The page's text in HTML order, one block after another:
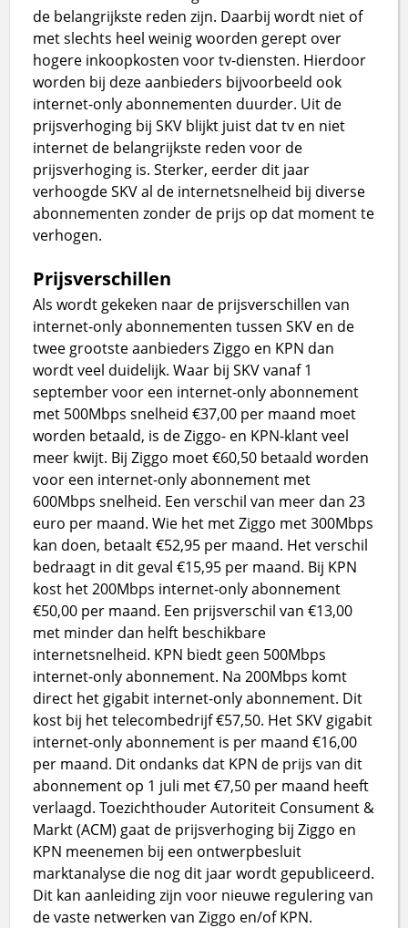
de belangrijkste reden zijn. Daarbij wordt niet of
met slechts heel weinig woorden gerept over
hogere inkoopkosten voor tv-diensten. Hierdoor
worden bij deze aanbieders bijvoorbeeld ook
internet-only abonnementen duurder. Uit de
prijsverhoging bij SKV blijkt juist dat tv en niet
internet de belangrijkste reden voor de
prijsverhoging is. Sterker, eerder dit jaar
verhoogde SKV al de internetsnelheid bij diverse
abonnementen zonder de prijs op dat moment te
verhogen.
Prijsverschillen
Als wordt gekeken naar de prijsverschillen van
internet-only abonnementen tussen SKV en de
twee grootste aanbieders Ziggo en KPN dan
wordt veel duidelijk. Waar bij SKV vanaf 1
september voor een internet-only abonnement
met 500Mbps snelheid €37,00 per maand moet
worden betaald, is de Ziggo- en KPN-klant veel
meer kwijt. Bij Ziggo moet €60,50 betaald worden
voor een internet-only abonnement met
600Mbps snelheid. Een verschil van meer dan 23
euro per maand. Wie het met Ziggo met 300Mbps
kan doen, betaalt €52,95 per maand. Het verschil
bedraagt in dit geval €15,95 per maand. Bij KPN
kost het 200Mbps internet-only abonnement
€50,00 per maand. Een prijsverschil van €13,00
met minder dan helft beschikbare
internetsnelheid. KPN biedt geen 500Mbps
internet-only abonnement. Na 200Mbps komt
direct het gigabit internet-only abonnement. Dit
kost bij het telecombedrijf €57,50. Het SKV gigabit
internet-only abonnement is per maand €16,00
per maand. Dit ondanks dat KPN de prijs van dit
abonnement op 1 juli met €7,50 per maand heeft
verlaagd. Toezichthouder Autoriteit Consument &
Markt (ACM) gaat de prijsverhoging bij Ziggo en
KPN meenemen bij een ontwerpbesluit
marktanalyse die nog dit jaar wordt gepubliceerd.
Dit kan aanleiding zijn voor nieuwe regulering van
de vaste netwerken van Ziggo en/of KPN.